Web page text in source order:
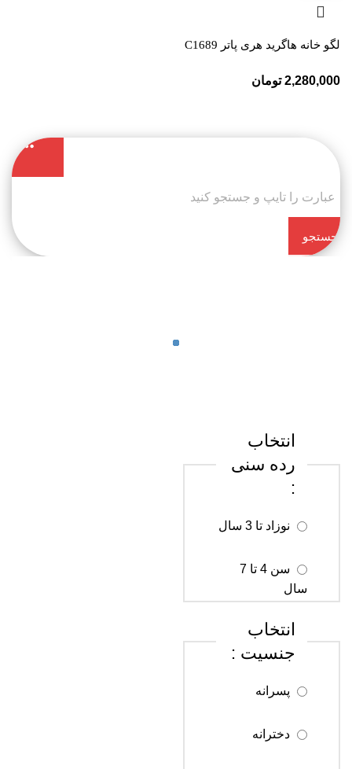
جستجو
انتخاب
رده سنی
:
سن 4 تا 7
سال
سال
انتخاب
جنسیت :
لگو خانه هاگرید هری پاتر C1689
2,280,000 تومان